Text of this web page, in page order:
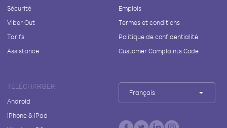
Sécurité
Viber Out
Tarifs
Assistance
Emplois
Termes et conditions
Politique de confidentialité
Customer Complaints Code
TÉLÉCHARGER
Android
iPhone & iPad
Français